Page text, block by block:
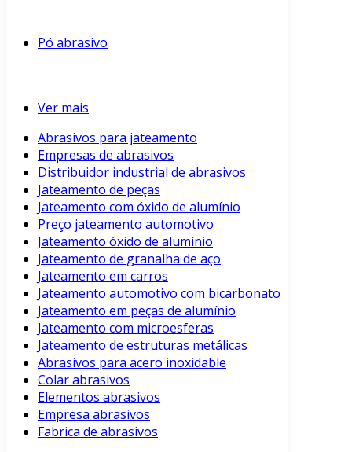
Pó abrasivo
Ver mais
Abrasivos para jateamento
Empresas de abrasivos
Distribuidor industrial de abrasivos
Jateamento de peças
Jateamento com óxido de alumínio
Preço jateamento automotivo
Jateamento óxido de alumínio
Jateamento de granalha de aço
Jateamento em carros
Jateamento automotivo com bicarbonato
Jateamento em peças de alumínio
Jateamento com microesferas
Jateamento de estruturas metálicas
Abrasivos para acero inoxidable
Colar abrasivos
Elementos abrasivos
Empresa abrasivos
Fabrica de abrasivos